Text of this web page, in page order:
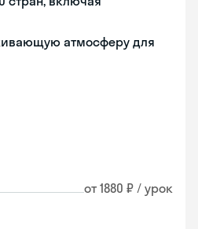
атмосферу для
от 1880 ₽ / урок